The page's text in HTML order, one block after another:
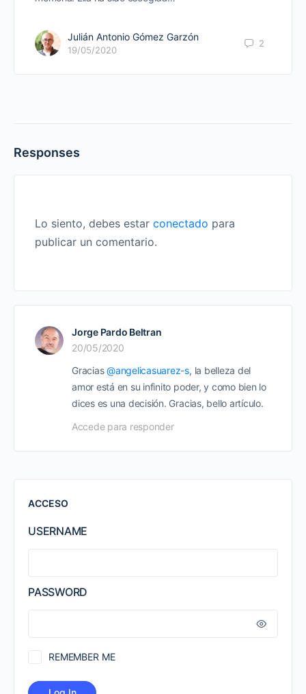
Julián Antonio Gómez Garzón
19/05/2020
2
Responses
Lo siento, debes estar conectado para
publicar un comentario.
Jorge Pardo Beltran
20/05/2020
Gracias@angelicasuarez-s, la belleza del
amor está en su infinito poder, y como bien lo
dices es una decisión. Gracias, bello artículo.
Accede para responder
ACCESO
USERNAME
PASSWORD
REMEMBER ME